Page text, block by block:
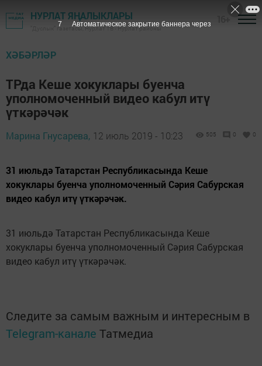
НУРЛАТ ЯҢАЛЫКЛАРЫ
"Дуслык" газетасы, Нурлат ТВ - Нурлат районы
ХӘБӘРЛӘР
ТРда Кеше хокуклары буенча
уполномоченный видео кабул итү
үткәрәчәк
Марина Гнусарева, 12 июль 2019 - 10:23 505 0 0
31 июльдә Татарстан Республикасында Кеше
хокуклары буенча уполномоченный Сәрия Сабурская
видео кабул итү үткәрәчәк.
31 июльдә Татарстан Республикасында Кеше
хокуклары буенча уполномоченный Сәрия Сабурская
видео кабул итү үткәрәчәк.
Следите за самым важным и интересным в
Telegram-канале Татмедиа
6 Автоматическое закрытие баннера через